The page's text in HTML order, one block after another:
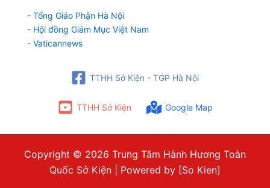
- Tổng Giáo Phận Hà Nội
- Hội đồng Giám Mục Việt Nam
- Vaticannews
TTHH Sở Kiện - TGP Hà Nội
TTHH Sở Kiện Google Map
Copyright © 2026 Trung Tâm Hành Hương Toàn
Quốc Sở Kiện | Powered by [So Kien]